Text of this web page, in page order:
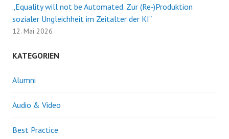
„Equality will not be Automated. Zur (Re-)Produktion
sozialer Ungleichheit im Zeitalter der KI“
12. Mai 2026
KATEGORIEN
Alumni
Audio & Video
Best Practice